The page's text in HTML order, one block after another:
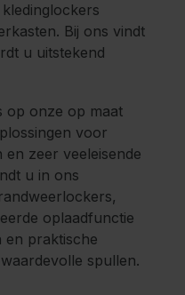
Bij ons vindt
u uitstekend
op onze op maat
voor
zeer veeleisende
u in ons
oplaadfunctie
en praktische
spullen.